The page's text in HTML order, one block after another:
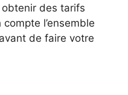
des tarifs
l’ensemble
de faire votre